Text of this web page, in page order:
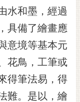
和墨，經過
具備了繪畫應
意境等基本元
花鳥，工筆或
得筆法易，得
難。是以，繪